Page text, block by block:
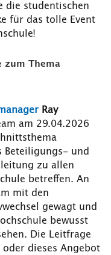
die studentischen
für das tolle Event
zum Thema
Ray
am 29.04.2026
Beteiligungs- und
zu allen
betreffen. An
mit den
gewagt und
bewusst
Die Leitfrage
dieses Angebot